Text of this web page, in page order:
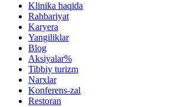
Klinika haqida
Rahbariyat
Karyera
Yangiliklar
Blog
Aksiyalar%
Tibbiy turizm
Narxlar
Konferens-zal
Restoran